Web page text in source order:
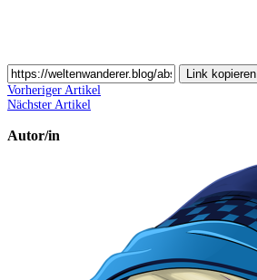
Link kopieren
Vorheriger Artikel
Nächster Artikel
Autor/in